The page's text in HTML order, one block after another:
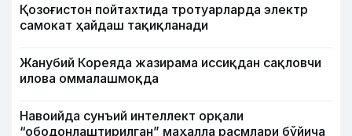
Қозоғистон пойтахтида тротуарларда электр
самокат ҳайдаш тақиқланади
Жанубий Кореяда жазирама иссиқдан сақловчи
илова оммалашмоқда
Навоийда сунъий интеллект орқали
“ободонлаштирилган” маҳалла расмлари бўйича